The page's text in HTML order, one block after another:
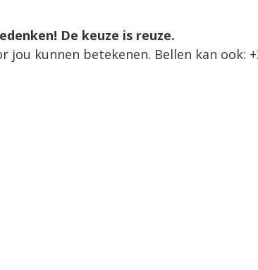
De keuze is reuze.
kunnen betekenen. Bellen kan ook: